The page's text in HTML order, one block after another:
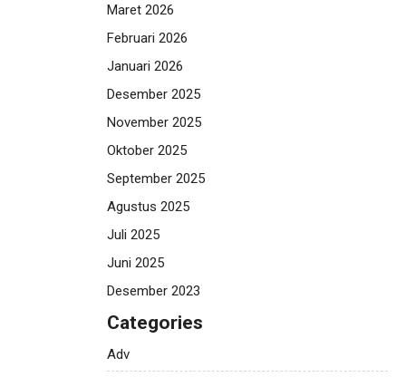
Maret 2026
Februari 2026
Januari 2026
Desember 2025
November 2025
Oktober 2025
September 2025
Agustus 2025
Juli 2025
Juni 2025
Desember 2023
Categories
Adv